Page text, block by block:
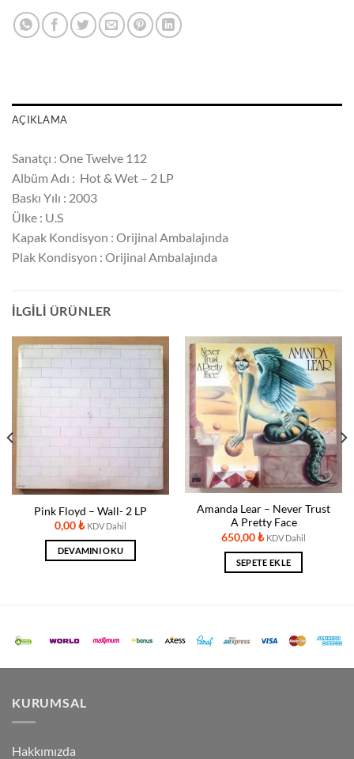
AÇIKLAMA
Sanatçı : One Twelve 112 ‎ ‎‎
Albüm Adı : Hot & Wet – 2 LP
Baskı Yılı : 2003
Ülke : U.S
Kapak Kondisyon : Orijinal Ambalajında
Plak Kondisyon : Orijinal Ambalajında
İLGILI ÜRÜNLER
Pink Floyd – Wall- 2 LP
0,00₺ KDV Dahil
DEVAMINI OKU
Amanda Lear ‎– Never Trust
A Pretty Face
650,00₺ KDV Dahil
SEPETE EKLE
KURUMSAL
Hakkımızda